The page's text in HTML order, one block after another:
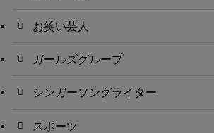
お笑い芸人
ガールズグループ
シンガーソングライター
スポーツ